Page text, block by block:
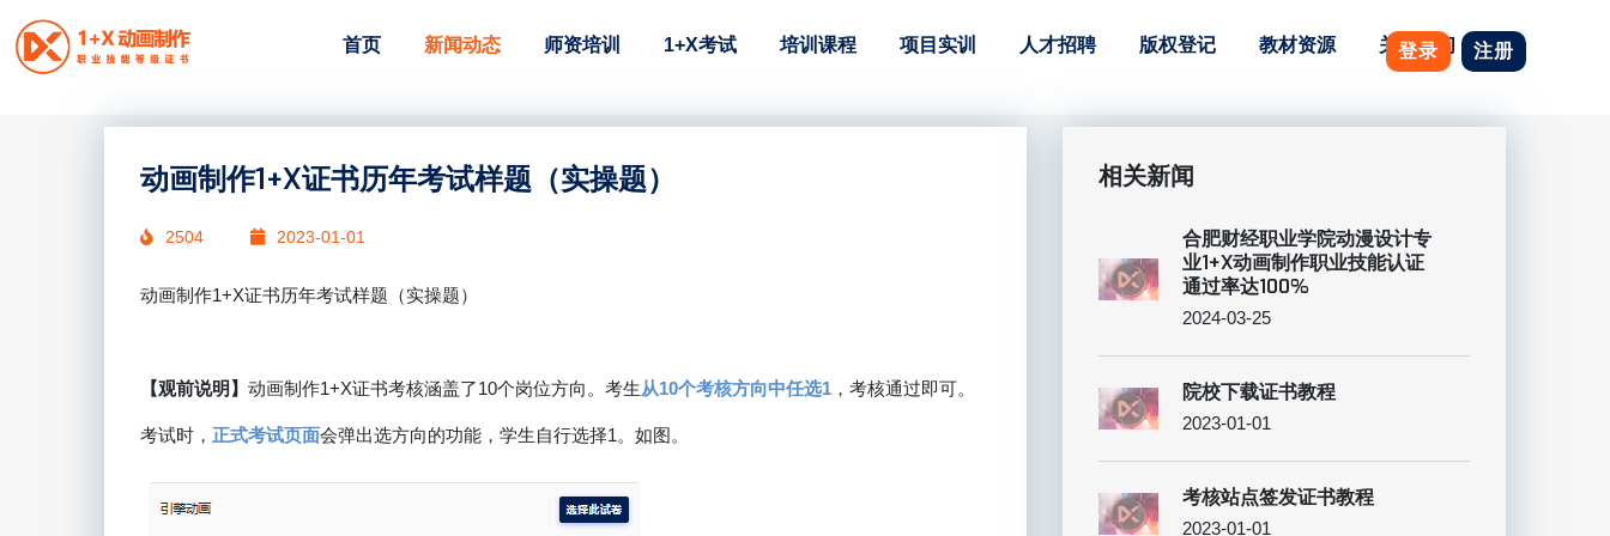
首页 新闻动态 师资培训 1+X考试 培训课程 项目实训 人才招聘 版权登记 教材资源 关于我们
登录 注册
动画制作1+X证书历年考试样题（实操题）
2504 2023-01-01
动画制作1+X证书历年考试样题（实操题）
【观前说明】 动画制作1+X证书考核涵盖了10个岗位方向。考生从10个考核方向中任选1 ，考核通过即可。
考试时， 正式考试页面会弹出选方向的功能，学生自行选择1。如图。
相关新闻
合肥财经职业学院动漫设计专
业1+X动画制作职业技能认证
通过率达100%
2024-03-25
院校下载证书教程
2023-01-01
考核站点签发证书教程
2023-01-01